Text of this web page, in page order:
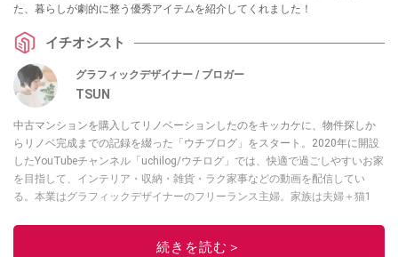
た、暮らしが劇的に整う優秀アイテムを紹介してくれました！
イチオシスト
グラフィックデザイナー / ブロガー
TSUN
中古マンションを購入してリノベーションしたのをキッカケに、物件探しか
らリノベ完成までの記録を綴った「ウチブログ」をスタート。2020年に開設
したYouTubeチャンネル「uchilog/ウチログ」では、快適で過ごしやすいお家
を目指して、インテリア・収納・雑貨・ラク家事などの動画を配信してい
る。本業はグラフィックデザイナーのフリーランス主婦。家族は夫婦＋猫1
ノベ人気事例1位
続きを読む＞